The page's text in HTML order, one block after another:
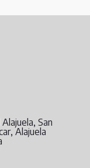
San
Alajuela